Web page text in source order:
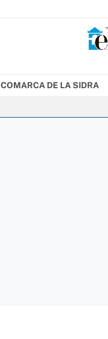
COMARCA DE LA SIDRA